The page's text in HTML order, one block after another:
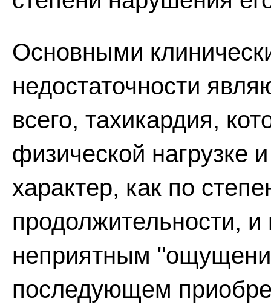
Основными
недостаточности
всего, тахикардия,
физической нагрузке
характер, как по
продолжительности,
неприятным
последующем